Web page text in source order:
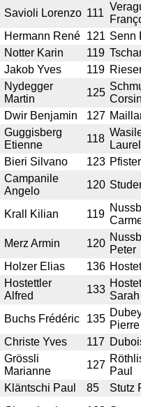
Savioli Lorenzo 111
Hermann René 121 Senn
Notter Karin
119
Jakob Yves 119
Nydegger
Martin
125
Dwir Benjamin 127
Guggisberg
Etienne
118
Bieri Silvano 123
Campanile
Angelo
120
Krall Kilian 119
Merz Armin
120
Peter
Holzer Elias 136
Hostettler
Alfred
133
Sarah
Buchs Frédéric 135
Pierre
Christe Yves
117
Grössli
Marianne
127
Paul
Kläntschi Paul
85
Stutz